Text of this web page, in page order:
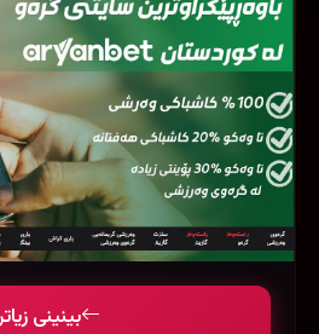
Smile 2 (2024)
215734
78431
بینینی